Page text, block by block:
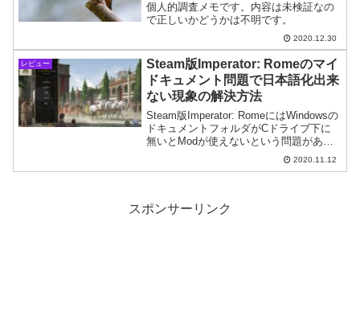
個人的調査メモです。内容は未検証なの
で正しいかどうかは不明です。
2020.12.30
レビュー
Steam版Imperator: Romeのマイ
ドキュメント問題で日本語化出来
ない現象の解決方法
Steam版Imperator: RomeにはWindowsの
ドキュメントフォルダがCドライブ下に
無いとModが使えないという問題があり
ます。そこでドキュメントフォルダの問
題を解決しModを正しく読み込ませる方
2020.11.12
スポンサーリンク